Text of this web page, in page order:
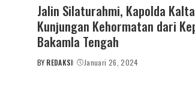
Jalin Silaturahmi, Kapolda
Kunjungan Kehormatan dari
Bakamla Tengah
POSTED
BY REDAKSI Januari 26, 2024